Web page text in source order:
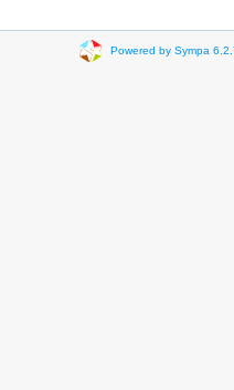
Powered by Sympa